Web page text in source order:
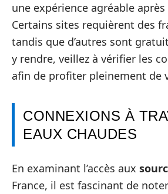
une expérience agréable
Certains sites requièrent des
tandis que d’autres sont
y rendre, veillez à vérifier les
afin de profiter pleinement de
CONNEXIONS À
EAUX CHAUDES
En examinant l’accès aux
France, il est fascinant de